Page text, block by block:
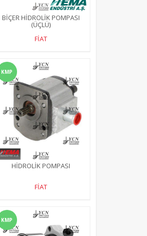
Detay
BİÇER HİDROLİK POMPASI
(ÜÇLÜ)
FİAT
KMP
HİDROLİK POMPASI
FİAT
KMP